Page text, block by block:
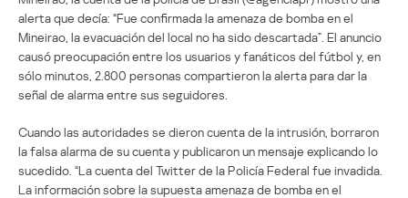
alerta que decía: “Fue confirmada la amenaza de bomba en el
Mineirao, la evacuación del local no ha sido descartada”. El anuncio
causó preocupación entre los usuarios y fanáticos del fútbol y, en
sólo minutos, 2.800 personas compartieron la alerta para dar la
señal de alarma entre sus seguidores.
Cuando las autoridades se dieron cuenta de la intrusión, borraron
la falsa alarma de su cuenta y publicaron un mensaje explicando lo
sucedido. “La cuenta del Twitter de la Policía Federal fue invadida.
La información sobre la supuesta amenaza de bomba en el